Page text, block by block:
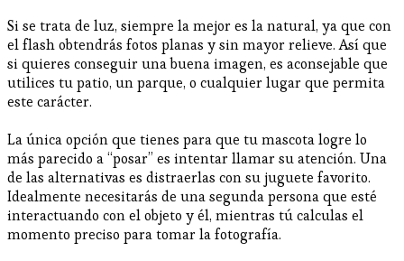
Si se trata de luz, siempre la mejor es la natural, ya que con
el flash obtendrás fotos planas y sin mayor relieve. Así que
si quieres conseguir una buena imagen, es aconsejable que
utilices tu patio, un parque, o cualquier lugar que permita
este carácter.
La única opción que tienes para que tu mascota logre lo
más parecido a “posar” es intentar llamar su atención. Una
de las alternativas es distraerlas con su juguete favorito.
Idealmente necesitarás de una segunda persona que esté
interactuando con el objeto y él, mientras tú calculas el
momento preciso para tomar la fotografía.